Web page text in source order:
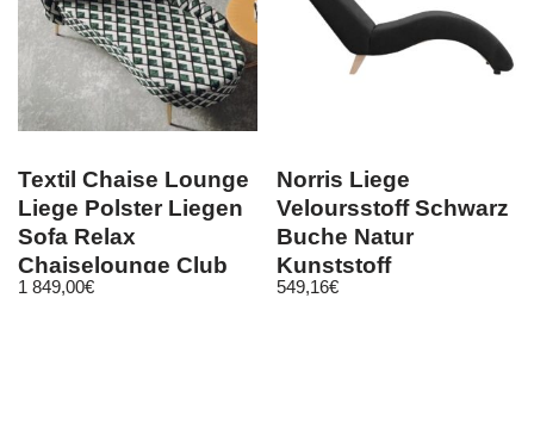
Textil Chaise Lounge
Liege Polster Liegen
Sofa Relax
Chaiselounge Club
Möbel Neu
1 849,00€
Norris Liege
Veloursstoff Schwarz
Buche Natur
Kunststoff
549,16€